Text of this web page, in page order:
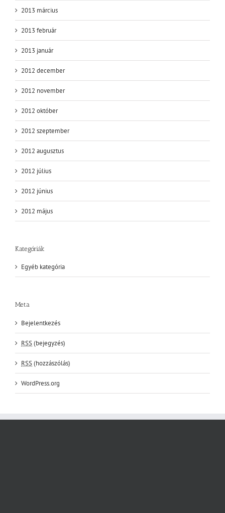
2013 március
2013 február
2013 január
2012 december
2012 november
2012 október
2012 szeptember
2012 augusztus
2012 július
2012 június
2012 május
Kategóriák
Egyéb kategória
Meta
Bejelentkezés
RSS(bejegyzés)
RSS(hozzászólás)
WordPress.org